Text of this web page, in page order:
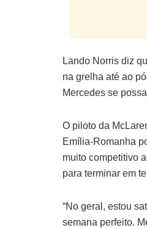
Lando Norris diz
na grelha até ao
Mercedes se
O piloto da
Emília-Romanha
muito competitivo
para terminar em
“No geral, estou
semana perfeito.